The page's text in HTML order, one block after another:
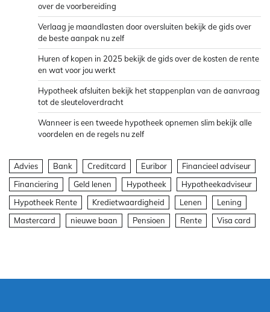
over de voorbereiding
Verlaag je maandlasten door oversluiten bekijk de gids over
de beste aanpak nu zelf
Huren of kopen in 2025 bekijk de gids over de kosten de rente
en wat voor jou werkt
Hypotheek afsluiten bekijk het stappenplan van de aanvraag
tot de sleuteloverdracht
Wanneer is een tweede hypotheek opnemen slim bekijk alle
voordelen en de regels nu zelf
Advies Bank Creditcard Euribor
Financieel adviseur
Financiering
Geld lenen Hypotheek
Hypotheekadviseur
Hypotheek Rente
Kredietwaardigheid Lenen
Lening
Mastercard
nieuwe baan Pensioen Rente Visa card